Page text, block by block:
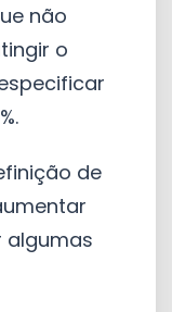
não
o
de
algumas